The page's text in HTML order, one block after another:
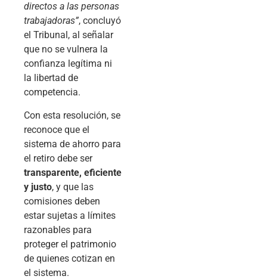
directos a las personas
trabajadoras”, concluyó
el Tribunal, al señalar
que no se vulnera la
confianza legítima ni
la libertad de
competencia.
Con esta resolución, se
reconoce que el
sistema de ahorro para
el retiro debe ser
transparente, eficiente
y justo, y que las
comisiones deben
estar sujetas a límites
razonables para
proteger el patrimonio
de quienes cotizan en
el sistema.